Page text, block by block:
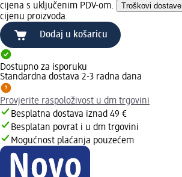
cijena s uključenim PDV-om.
Troškovi dostave
cijenu proizvoda.
Dodaj u košaricu
Dostupno za isporuku
Standardna dostava 2-3 radna dana
Provjerite raspoloživost u dm trgovini
Besplatna dostava iznad 49 €
Besplatan povrat i u dm trgovini
Mogućnost plaćanja pouzećem